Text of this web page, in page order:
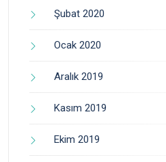
Şubat 2020
Ocak 2020
Aralık 2019
Kasım 2019
Ekim 2019